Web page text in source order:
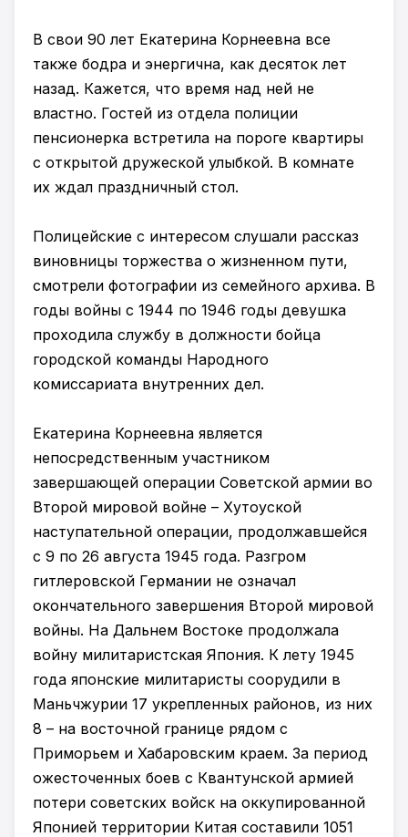
В свои 90 лет Екатерина Корнеевна все
также бодра и энергична, как десяток лет
назад. Кажется, что время над ней не
властно. Гостей из отдела полиции
пенсионерка встретила на пороге квартиры
с открытой дружеской улыбкой. В комнате
их ждал праздничный стол.
Полицейские с интересом слушали рассказ
виновницы торжества о жизненном пути,
смотрели фотографии из семейного архива. В
годы войны с 1944 по 1946 годы девушка
проходила службу в должности бойца
городской команды Народного
комиссариата внутренних дел.
Екатерина Корнеевна является
непосредственным участником
завершающей операции Советской армии во
Второй мировой войне – Хутоуской
наступательной операции, продолжавшейся
с 9 по 26 августа 1945 года. Разгром
гитлеровской Германии не означал
окончательного завершения Второй мировой
войны. На Дальнем Востоке продолжала
войну милитаристская Япония. К лету 1945
года японские милитаристы соорудили в
Маньчжурии 17 укрепленных районов, из них
8 – на восточной границе рядом с
Приморьем и Хабаровским краем. За период
ожесточенных боев с Квантунской армией
потери советских войск на оккупированной
Японией территории Китая составили 1051